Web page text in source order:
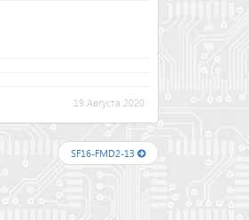
19 Августа 2020
SF16-FMD2-13